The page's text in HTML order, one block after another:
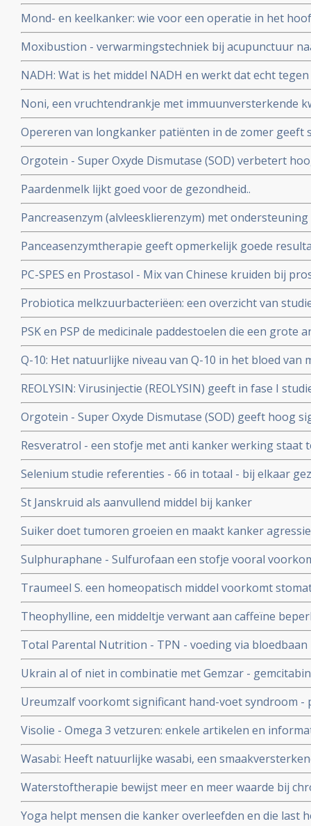
Mond- en keelkanker: wie voor een operatie in het
immuunversterkende voeding (arginine, RNA) krijgt
complicaties zoals infecties na de operatie en geneest
Moxibustion - verwarmingstechniek bij acupunctuur
vermindert significant bijwerkingen en vergroot 5
neuskeelkankerpatiënten van 35,7% naar 50% blijkt
gerandomiseerde studie
NADH: Wat is het middel NADH en werkt dat echt
en bij hormoonbehandelingen bij o.a. borstkanker als
Noni, een vruchtendrankje met immuunversterkende
Opereren van longkanker patiënten in de zomer geeft
minder recidieven, dan opereren in de winter of
grote rol te spelen.
Orgotein - Super Oxyde Dismutase (SOD) verbetert
die optreden bij bestraling van hoofd- en halsgebied
Paardenmelk lijkt goed voor de gezondheid..
Pancreasenzym (alvleesklierenzym) met
zeer opmerkelijke en hoopvolle resultaten in
Lee Isaacs
Panceasenzymtherapie geeft opmerkelijk goede
alvleesklierkanker. en bevestigt aanpak van Dr.
PC-SPES en Prostasol - Mix van Chinese kruiden bij
bijzonder positief effect op kwaliteit van leven en veel
informatie over PC-SPES/Prostasol bij elkaar gebracht
Probiotica melkzuurbacteriëen: een overzicht van
van probiotica naast behandelingen van kanker en
belastende behandelingen
PSK en PSP de medicinale paddestoelen die een grote
Een overzicht van belangrijke studies en artikelen.
Q-10: Het natuurlijke niveau van Q-10 in het bloed van
onafhankelijke en betrouwbare voorspeller voor de
geen recidief blijkt uit een gerandomiseerde studie
REOLYSIN: Virusinjectie (REOLYSIN) geeft in fase I
kankerpatiënten met solide tumoren, waaronder
Orgotein - Super Oxyde Dismutase (SOD) geeft hoog
ernstige bijwerkingen van bestralingen in het bekken-
gerandomiseerde studie bij 100 patiënten met
Resveratrol - een stofje met anti kanker werking staat
wetenschapper, maar overzichtstudie toont aan dat
kanker eigenschappen heeft
Selenium studie referenties - 66 in totaal - bij elkaar
en therapeutische rol van selenium.
St Janskruid als aanvullend middel bij kanker
Suiker doet tumoren groeien en maakt kanker
Een suikerarm dieet voor kankerpatienten is aan te
Thevelein na zijn baanbrekende onderzoek
Sulphuraphane - Sulfurofaan een stofje vooral
opnieuw effectieve en veilige behandeling van kanker
prostaatkanker en borstkanker.
Traumeel S. een homeopatisch middel voorkomt
beenmergtransplantatie of stamceltransplantatie
gerandomiseerde studie.
Theophylline, een middeltje verwant aan caffeïne
op cisplatin gebaseerde chemokuren en beschermt
patiënten met verschillende kankersoorten
Total Parental Nutrition - TPN - voeding via bloedbaan
verhouding van glucose/vet is bewezen slechter dan
bijvoeding van verzwakte kankerpatienten
Ukrain al of niet in combinatie met Gemzar -
overlevingstijd bij inoperabele
fase II studie met 90 patiënten.
Ureumzalf voorkomt significant hand-voet syndroom -
vergelijking met vette zalf zonder ureum
Visolie - Omega 3 vetzuren: enkele artikelen en
vetzuren bij elkaar gezet
Wasabi: Heeft natuurlijke wasabi, een
van de wasabiplant, ook medicinale kwaliteiten tot aan
Waterstoftherapie bewijst meer en meer waarde bij
vormen van kanker bewijzen studies dat
waterstofbehandelingen
Yoga helpt mensen die kanker overleefden en die last